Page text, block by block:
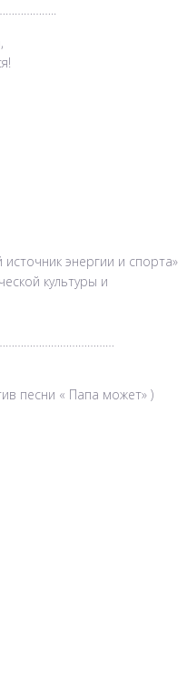
энергии и спорта»
культуры и
песни « Папа может» )